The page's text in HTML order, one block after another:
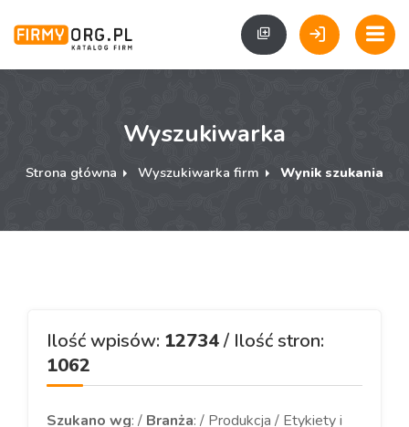
Wyszukiwarka
Strona główna Wyszukiwarka firm Wynik szukania
Ilość wpisów: 12734/ Ilość stron:
1062
Szukano wg: / Branża: / Produkcja / Etykiety i